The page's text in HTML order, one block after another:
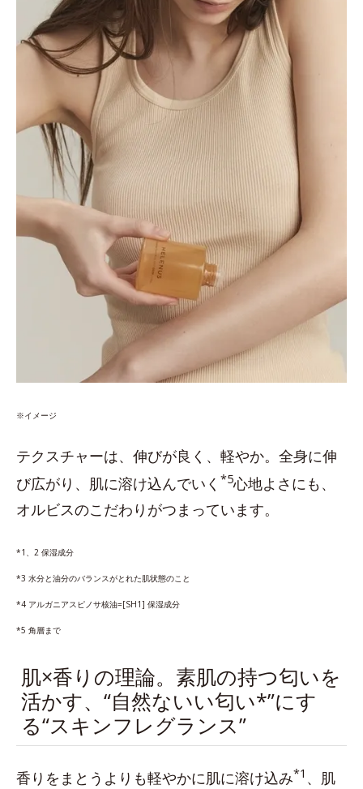
※イメージ
テクスチャーは、伸びが良く、軽やか。全身に伸
び広がり、肌に溶け込んでいく *5心地よさにも、
オルビスのこだわりがつまっています。
*1、2 保湿成分
*3 水分と油分のバランスがとれた肌状態のこと
*4 アルガニアスピノサ核油=[SH1] 保湿成分
*5 角層まで
肌×香りの理論。素肌の持つ匂いを
活かす、“自然ないい匂い*”にす
る“スキンフレグランス”
香りをまとうよりも軽やかに肌に溶け込み*1 、肌